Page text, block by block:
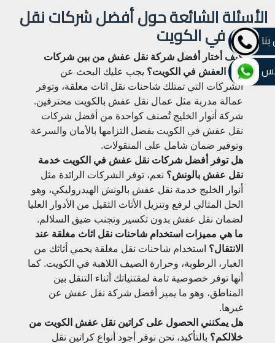
الأسئلة الشائعة حول أفضل شركات نقل
عفش في الكويت
كيف أختار أفضل شركة نقل عفش من بين شركات
نقل العفش في الكويت؟ يجب عليك البحث عن
الشركات التي تمتلك شاحنات نقل اثاث مغلقة، وتوفر
عمالة مدربة مثل عمال نقل عفش بالكويت محترفين.
شركة أنوار الخليج تُصنف كواحدة من أفضل شركات
نقل عفش في الكويت بفضل التزامها بالأمان والسرعة
وتوفير ضمان شامل على المنقولات.
هل توفر أفضل شركات نقل عفش في الكويت خدمة
نقل عفش بالونش؟ نعم، توفر الشركات الرائدة مثل
أنوار الخليج خدمة نقل عفش بالونش الهيدروليكي، وهو
الحل المثالي لرفع وتنزيل الأثاث الثقيل من الأدوار العليا
لضمان نقل عفش بدون تكسير وتجنب ضيق السلالم.
ما هي مميزات استخدام شاحنات نقل اثاث مغلقة عند
الانتقال؟ استخدام شاحنات نقل مغلقة يحمي أثاثك من
الغبار، الرطوبة، وحرارة الصيف اللاهبة في الكويت. كما
أنها توفر خصوصية تامة لمقتنياتك أثناء التنقل بين
المناطق، وهو ما يميز أفضل شركة نقل عفش عن
غيرها.
هل يمكنني الحصول على كراتين نقل عفش الكويت من
خلالكم؟ بالتأكيد، نحن نوفر أجود أنواع كراتين نقل